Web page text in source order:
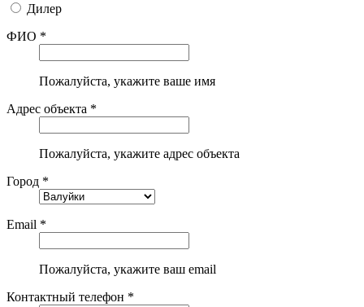
Дилер
ФИО *
Пожалуйста, укажите ваше имя
Адрес объекта *
Пожалуйста, укажите адрес объекта
Город *
Email *
Пожалуйста, укажите ваш email
Контактный телефон *